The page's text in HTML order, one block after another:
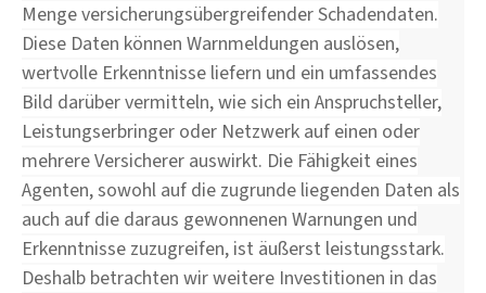
Menge versicherungsübergreifender Schadendaten.
Diese Daten können Warnmeldungen auslösen,
wertvolle Erkenntnisse liefern und ein umfassendes
Bild darüber vermitteln, wie sich ein Anspruchsteller,
Leistungserbringer oder Netzwerk auf einen oder
mehrere Versicherer auswirkt. Die Fähigkeit eines
Agenten, sowohl auf die zugrunde liegenden Daten als
auch auf die daraus gewonnenen Warnungen und
Erkenntnisse zuzugreifen, ist äußerst leistungsstark.
Deshalb betrachten wir weitere Investitionen in das